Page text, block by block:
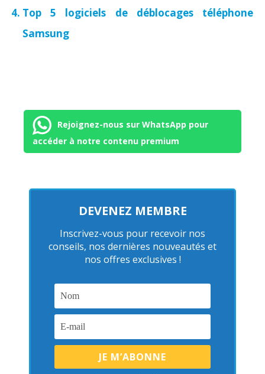
Top 5 logiciels de déblocages téléphone
Samsung
Rejoignez-nous sur WhatsApp pour
accéder à notre contenu premium
DEVENEZ MEMBRE
Inscrivez-vous pour recevoir nos
conseils, nos dernières nouveautés et
nos offres exclusives !